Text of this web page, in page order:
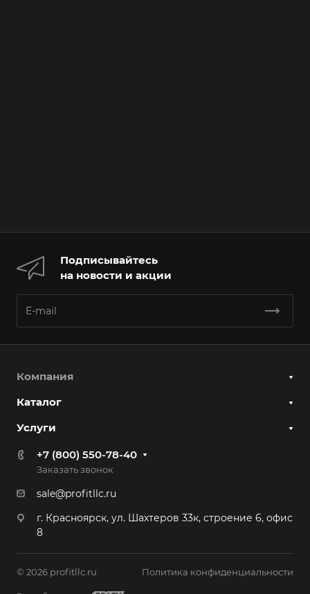
Подписывайтесь
на новости и акции
Компания
Каталог
Услуги
+7 (800) 550-78-40
Заказать звонок
sale@profitllc.ru
г. Красноярск, ул. Шахтеров 33к, строение 6, офис
8
© 2026 profitllc.ru Политика конфиденциальности